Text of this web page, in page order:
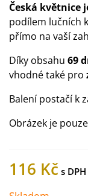
Česká květnice
podílem lučních
přímo na vaší
Díky obsahu 69
vhodné také pro
Balení postačí k
Obrázek je
116 Kč